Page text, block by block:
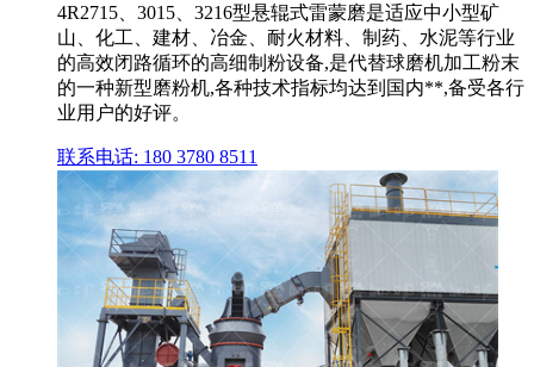
4R2715、3015、3216型悬辊式雷蒙磨是适应中小型矿
山、化工、建材、冶金、耐火材料、制药、水泥等行业
的高效闭路循环的高细制粉设备,是代替球磨机加工粉末
的一种新型磨粉机,各种技术指标均达到国内**,备受各行
业用户的好评。
联系电话: 180 3780 8511